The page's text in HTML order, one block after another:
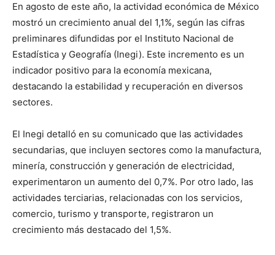
En agosto de este año, la actividad económica de México
mostró un crecimiento anual del 1,1%, según las cifras
preliminares difundidas por el Instituto Nacional de
Estadística y Geografía (Inegi). Este incremento es un
indicador positivo para la economía mexicana,
destacando la estabilidad y recuperación en diversos
sectores.
El Inegi detalló en su comunicado que las actividades
secundarias, que incluyen sectores como la manufactura,
minería, construcción y generación de electricidad,
experimentaron un aumento del 0,7%. Por otro lado, las
actividades terciarias, relacionadas con los servicios,
comercio, turismo y transporte, registraron un
crecimiento más destacado del 1,5%.